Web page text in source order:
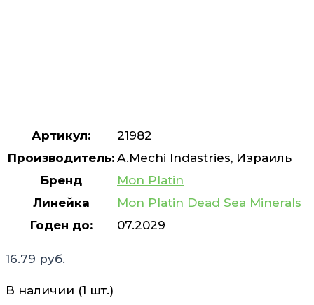
Артикул:
21982
Производитель: A.Mechi Indastries, Израиль
Бренд
Mon Platin
Линейка
Mon Platin Dead Sea Minerals
Годен до:
07.2029
16.79 руб.
В наличии (1 шт.)